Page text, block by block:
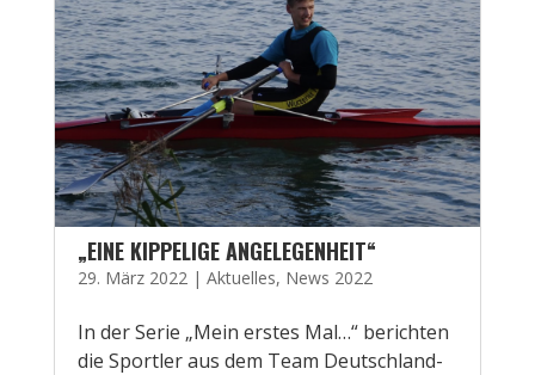
„EINE KIPPELIGE ANGELEGENHEIT“
29. März 2022| Aktuelles, News 2022
In der Serie „Mein erstes Mal…“ berichten
die Sportler aus dem Team Deutschland-